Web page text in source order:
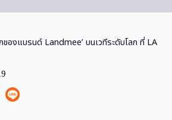
องแบรนด์ Landmee’ บนเวทีระดับโลก ที่ LA